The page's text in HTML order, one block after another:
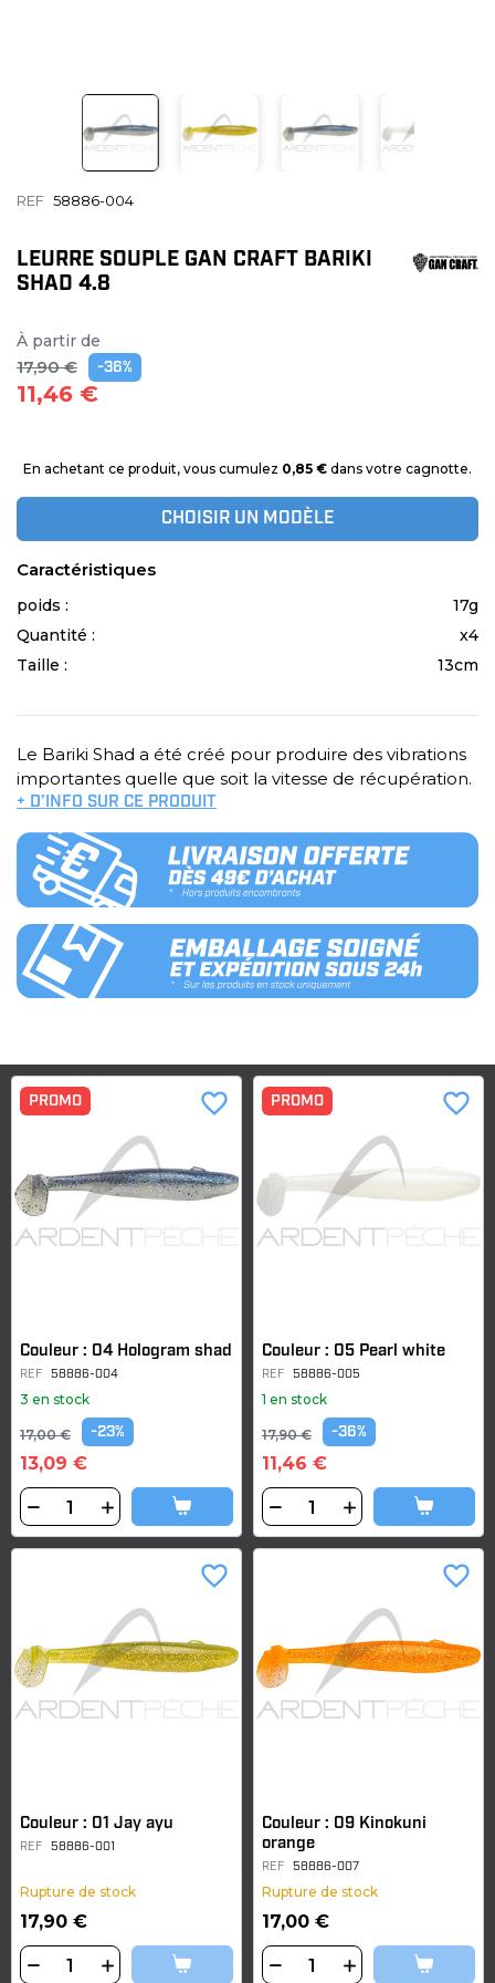
REF 58886-004
LEURRE SOUPLE GAN CRAFT BARIKI
SHAD 4.8
À partir de
17,90 € -36%
11,46 €
En achetant ce produit, vous cumulez 0,85 € dans votre cagnotte.
CHOISIR UN MODÈLE
Caractéristiques
poids :
17g
Quantité :
x4
Taille :
13cm
Le Bariki Shad a été créé pour produire des vibrations
importantes quelle que soit la vitesse de récupération.
+ D’INFO SUR CE PRODUIT
PROMO
Couleur : 04 Hologram shad
REF 58886-004
3 en stock
17,00 € -23%
13,09 €
favorite_border PROMO
Couleur : 05 Pearl white
REF 58886-005
1 en stock
17,90 € -36%
11,46 €
favorite_border
Couleur : 01 Jay ayu
REF 58886-001
Rupture de stock
17,90 €
favorite_border
Couleur : 09 Kinokuni
orange
REF 58886-007
Rupture de stock
17,00 €
favorite_border